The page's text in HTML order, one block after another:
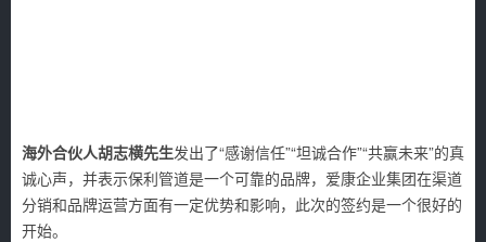
海外合伙人胡志横先生发出了“感谢信任”“坦诚合作”“共赢未来”的真
诚心声，并表示保利管道是一个可靠的品牌，爱康企业集团在渠道
分销和品牌运营方面有一定优势和影响，此次的签约是一个很好的
开始。